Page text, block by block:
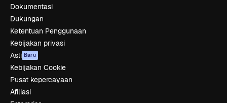
Dokumentasi
Dukungan
Ketentuan Penggunaan
Kebijakan privasi
Asli Baru
Kebijakan Cookie
Pusat kepercayaan
Afiliasi